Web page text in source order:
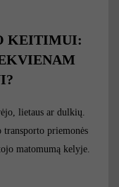
KEITIMUI:
lietaus ar dulkių.
priemonės
matomumą kelyje.